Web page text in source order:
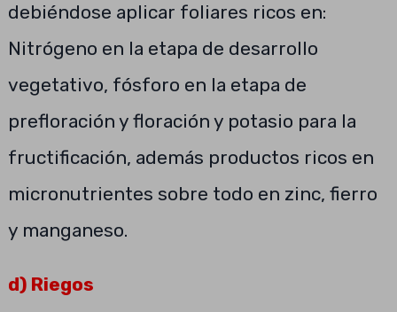
debiéndose aplicar foliares ricos en:
Nitrógeno en la etapa de desarrollo
vegetativo, fósforo en la etapa de
prefloración y floración y potasio para la
fructificación, además productos ricos en
micronutrientes sobre todo en zinc, fierro
y manganeso.
d) Riegos